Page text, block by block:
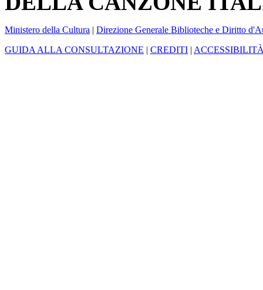
Ministero della Cultura | Direzione Generale Biblioteche e Diritto
GUIDA ALLA CONSULTAZIONE | CREDITI |